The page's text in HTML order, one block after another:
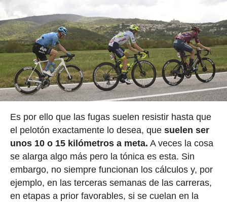
Es por ello que las fugas suelen resistir hasta que
el pelotón exactamente lo desea, que suelen ser
unos 10 o 15 kilómetros a meta. A veces la cosa
se alarga algo más pero la tónica es esta. Sin
embargo, no siempre funcionan los cálculos y, por
ejemplo, en las terceras semanas de las carreras,
en etapas a prior favorables, si se cuelan en la